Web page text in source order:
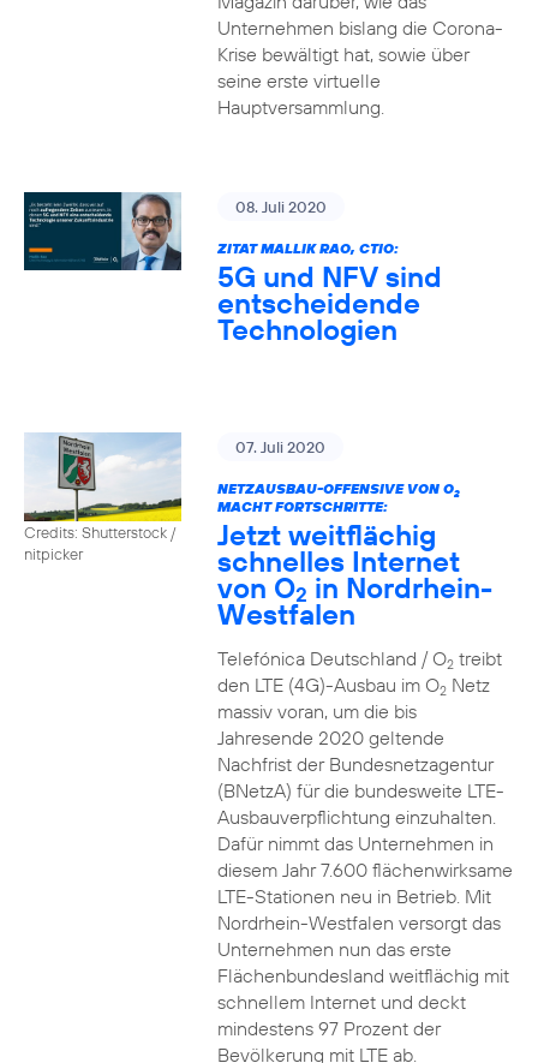
Unternehmen bislang die Corona-
Krise bewältigt hat, sowie über
seine erste virtuelle
Hauptversammlung.
08. Juli 2020
ZITAT MALLIK RAO, CTIO:
5G und NFV sind
entscheidende
Technologien
Credits: Shutterstock /
nitpicker
07. Juli 2020
NETZAUSBAU-OFFENSIVE VON O2
MACHT FORTSCHRITTE:
Jetzt weitflächig
schnelles Internet
von O2 in Nordrhein-
Westfalen
Telefónica Deutschland / O2treibt
den LTE (4G)-Ausbau im O2Netz
massiv voran, um die bis
Jahresende 2020 geltende
Nachfrist der Bundesnetzagentur
(BNetzA) für die bundesweite LTE-
Ausbauverpflichtung einzuhalten.
Dafür nimmt das Unternehmen in
diesem Jahr 7.600 flächenwirksame
LTE-Stationen neu in Betrieb. Mit
Nordrhein-Westfalen versorgt das
Unternehmen nun das erste
Flächenbundesland weitflächig mit
schnellem Internet und deckt
mindestens 97 Prozent der
Bevölkerung mit LTE ab.